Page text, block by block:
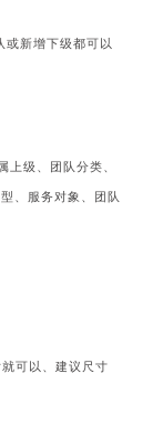
新增下级都可以
上级、 团队 分类、
、服务对象、 团队
可以、建议尺寸